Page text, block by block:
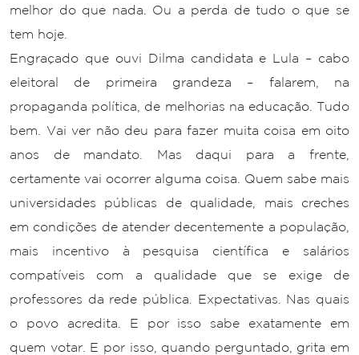
melhor do que nada. Ou a perda de tudo o que se
tem hoje.
Engraçado que ouvi Dilma candidata e Lula – cabo
eleitoral de primeira grandeza – falarem, na
propaganda política, de melhorias na educação. Tudo
bem. Vai ver não deu para fazer muita coisa em oito
anos de mandato. Mas daqui para a frente,
certamente vai ocorrer alguma coisa. Quem sabe mais
universidades públicas de qualidade, mais creches
em condições de atender decentemente a população,
mais incentivo à pesquisa científica e salários
compatíveis com a qualidade que se exige de
professores da rede pública. Expectativas. Nas quais
o povo acredita. E por isso sabe exatamente em
quem votar. E por isso, quando perguntado, grita em